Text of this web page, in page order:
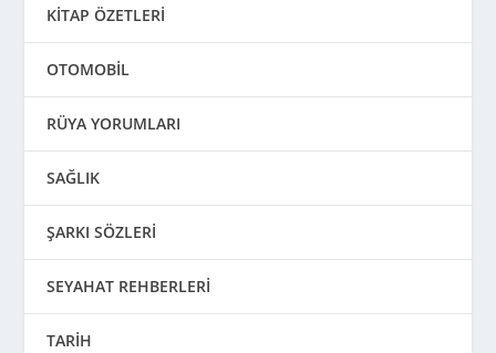
KİTAP ÖZETLERİ
OTOMOBİL
RÜYA YORUMLARI
SAĞLIK
ŞARKI SÖZLERİ
SEYAHAT REHBERLERİ
TARİH